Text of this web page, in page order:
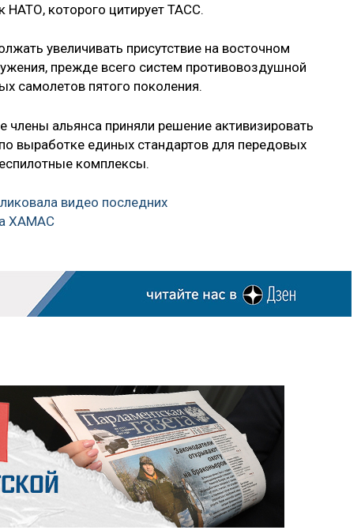
НАТО, которого цитирует ТАСС.
увеличивать присутствие на восточном
прежде всего систем противовоздушной
самолетов пятого поколения.
члены альянса приняли решение активизировать
выработке единых стандартов для передовых
комплексы.
видео последних
ХАМАС